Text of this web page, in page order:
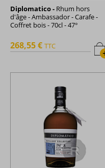
Diplomatico - Rhum hors
d'âge - Ambassador - Carafe -
Coffret bois - 70cl - 47°
268,55 € TTC